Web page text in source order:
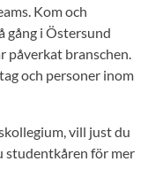
Kom och
gång i Östersund
påverkat branschen.
och personer inom
vill just du
studentkåren för mer